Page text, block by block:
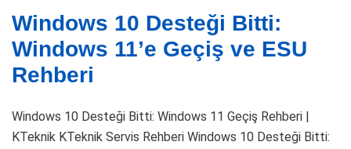
Windows 10 Desteği Bitti:
Windows 11’e Geçiş ve ESU
Rehberi
Windows 10 Desteği Bitti: Windows 11 Geçiş Rehberi |
KTeknik KTeknik Servis Rehberi Windows 10 Desteği Bitti: